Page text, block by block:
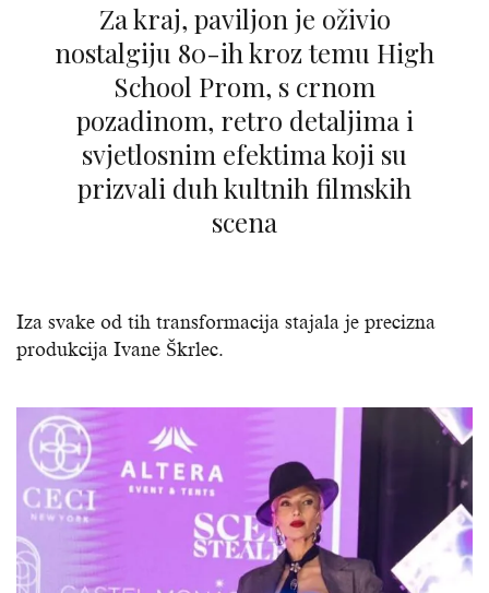
Za kraj, paviljon je oživio
nostalgiju 80-ih kroz temu High
School Prom, s crnom
pozadinom, retro detaljima i
svjetlosnim efektima koji su
prizvali duh kultnih filmskih
scena
Iza svake od tih transformacija stajala je precizna
produkcija Ivane Škrlec.